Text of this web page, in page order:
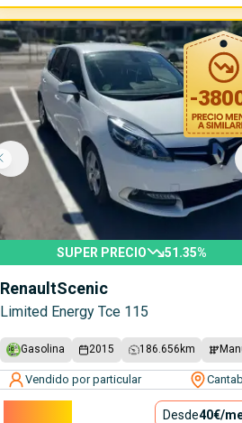
-
SUPER PRECIO 51.35%
RenaultScenic
Limited Energy Tce 115
Gasolina 2015 186.656 km
Vendido por particular
Desde40€/